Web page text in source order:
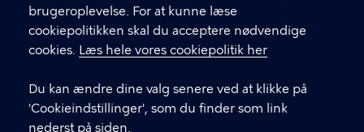
brugeroplevelse. For at kunne læse
cookiepolitikken skal du acceptere nødvendige
cookies. Læs hele vores cookiepolitik her
Du kan ændre dine valg senere ved at klikke på
'Cookieindstillinger', som du finder som link
nederst på siden.
GENVEJE
Digital Post
Databeskyttelse